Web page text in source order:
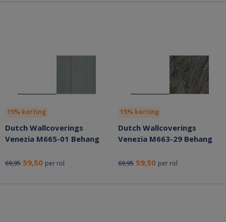
15% korting
Dutch Wallcoverings
Venezia M665-01 Behang
69,95 59,50 per rol
15% korting
Dutch Wallcoverings
Venezia M663-29 Behang
69,95 59,50 per rol